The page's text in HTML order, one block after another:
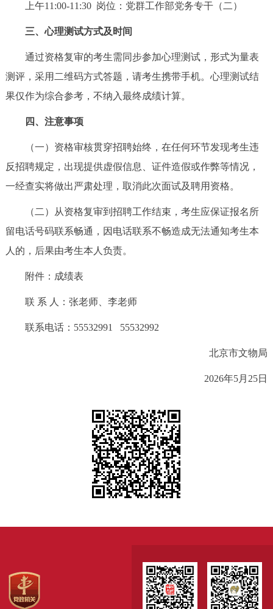
上午11:00-11:30 岗位：党群工作部党务专干（二）
三、心理测试方式及时间
通过资格复审的考生需同步参加心理测试，形式为量表
测评，采用二维码方式答题，请考生携带手机。心理测试结
果仅作为综合参考，不纳入最终成绩计算。
四、注意事项
（一）资格审核贯穿招聘始终，在任何环节发现考生违
反招聘规定，出现提供虚假信息、证件造假或作弊等情况，
一经查实将做出严肃处理，取消此次面试及聘用资格。
（二）从资格复审到招聘工作结束，考生应保证报名所
留电话号码联系畅通，因电话联系不畅造成无法通知考生本
人的，后果由考生本人负责。
附件： 成绩表
联 系 人：张老师、李老师
联系电话：55532991 55532992
北京市文物局
2026年5月25日